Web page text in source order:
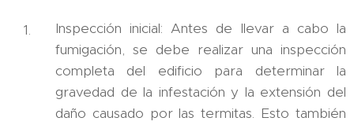
Inspección inicial: Antes de llevar a cabo la
fumigación, se debe realizar una inspección
completa del edificio para determinar la
gravedad de la infestación y la extensión del
daño causado por las termitas. Esto también